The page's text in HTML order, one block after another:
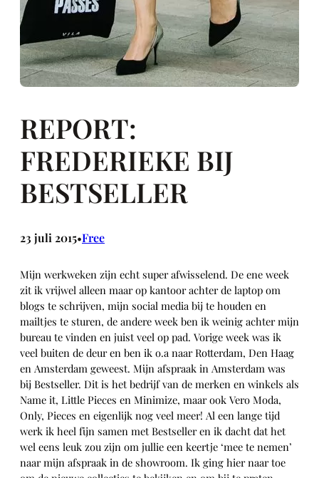
REPORT:
FREDERIEKE BIJ
BESTSELLER
23 juli 2015•Free
Mijn werkweken zijn echt super afwisselend. De ene week
zit ik vrijwel alleen maar op kantoor achter de laptop om
blogs te schrijven, mijn social media bij te houden en
mailtjes te sturen, de andere week ben ik weinig achter mijn
bureau te vinden en juist veel op pad. Vorige week was ik
veel buiten de deur en ben ik o.a naar Rotterdam, Den Haag
en Amsterdam geweest. Mijn afspraak in Amsterdam was
bij Bestseller. Dit is het bedrijf van de merken en winkels als
Name it, Little Pieces en Minimize, maar ook Vero Moda,
Only, Pieces en eigenlijk nog veel meer! Al een lange tijd
werk ik heel fijn samen met Bestseller en ik dacht dat het
wel eens leuk zou zijn om jullie een keertje ‘mee te nemen’
naar mijn afspraak in de showroom. Ik ging hier naar toe